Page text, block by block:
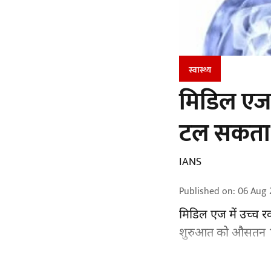
स्वास्थ्य
मिडिल
टल सकता
IANS
Published on:06 Aug
मिडिल एज में उच्च
शुरुआत को औसतन 13